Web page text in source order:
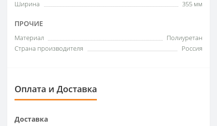
Ширина 355 мм
ПРОЧИЕ
Материал
Полиуретан
Страна производителя
Россия
Оплата и Доставка
Доставка